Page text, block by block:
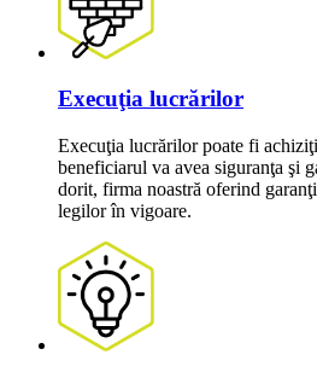
Execuţia lucrărilor
Execuţia lucrărilor poate fi
beneficiarul va avea siguranţa şi
dorit, firma noastră oferind
legilor în vigoare.